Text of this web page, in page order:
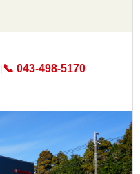
| 📞 043-498-5170